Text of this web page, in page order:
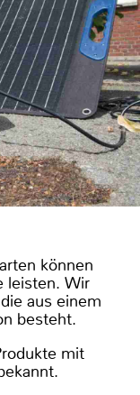
können
leisten. Wir
aus einem
besteht.
mit